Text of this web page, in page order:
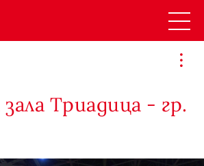
Триадица - гр.